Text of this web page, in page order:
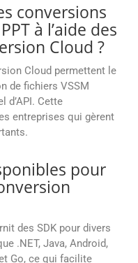
conversions
à l’aide des
Cloud ?
Cloud permettent le
de fichiers VSSM
d’API. Cette
entreprises qui gèrent
pour
des SDK pour divers
.NET, Java, Android,
Go, ce qui facilite